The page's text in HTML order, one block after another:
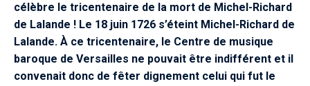
célèbre le tricentenaire de la mort de Michel-Richard
de Lalande ! Le 18 juin 1726 s’éteint Michel-Richard de
Lalande. À ce tricentenaire, le Centre de musique
baroque de Versailles ne pouvait être indifférent et il
convenait donc de fêter dignement celui qui fut le